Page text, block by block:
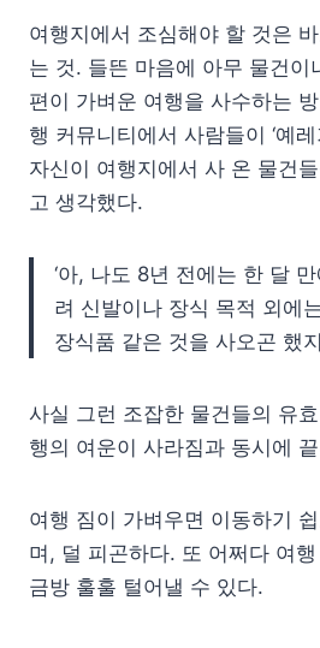
여행지에서 조심해야 할 것은 바
는 것. 들뜬 마음에 아무 물건이
편이 가벼운 여행을 사수하는
행 커뮤니티에서 사람들이 ‘예
자신이 여행지에서 사 온 물건
고 생각했다.
‘아, 나도 8년 전에는 한 달
려 신발이나 장식 목적 외에
장식품 같은 것을 사오곤 했지
사실 그런 조잡한 물건들의 유
행의 여운이 사라짐과 동시에
여행 짐이 가벼우면 이동하기
며, 덜 피곤하다. 또 어쩌다 여
금방 훌훌 털어낼 수 있다.